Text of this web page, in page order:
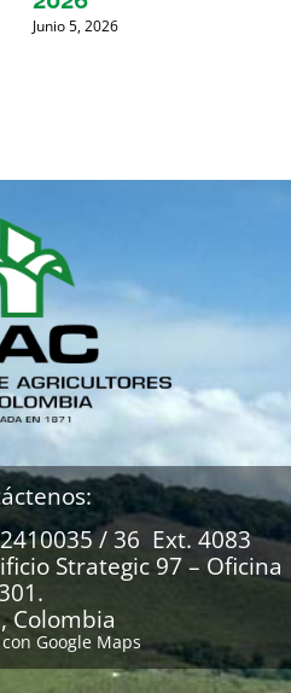
Junio 5, 2026
/ 36 Ext. 4083
Strategic 97 – Oficina
Colombia
Google Maps